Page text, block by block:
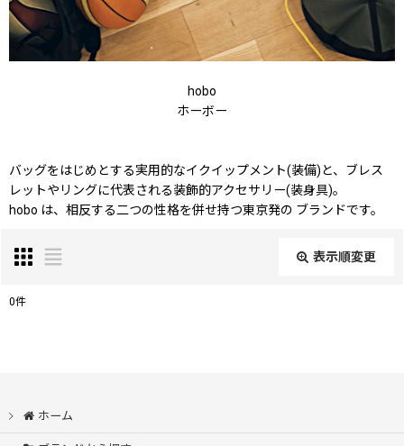
hobo
ホーボー
バッグをはじめとする実用的なイクイップメント(装備)と、ブレス
レットやリングに代表される装飾的アクセサリー(装身具)。
hobo は、相反する二つの性格を併せ持つ東京発の ブランドです。
表示順変更
並び順:
0件
ホーム